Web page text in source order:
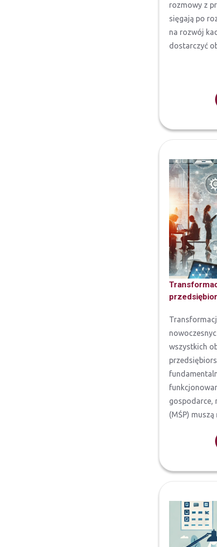
rozmowy z
sięgają po
na rozwój
dostarczyć
wszystkich
gospodarce,
(MŚP)